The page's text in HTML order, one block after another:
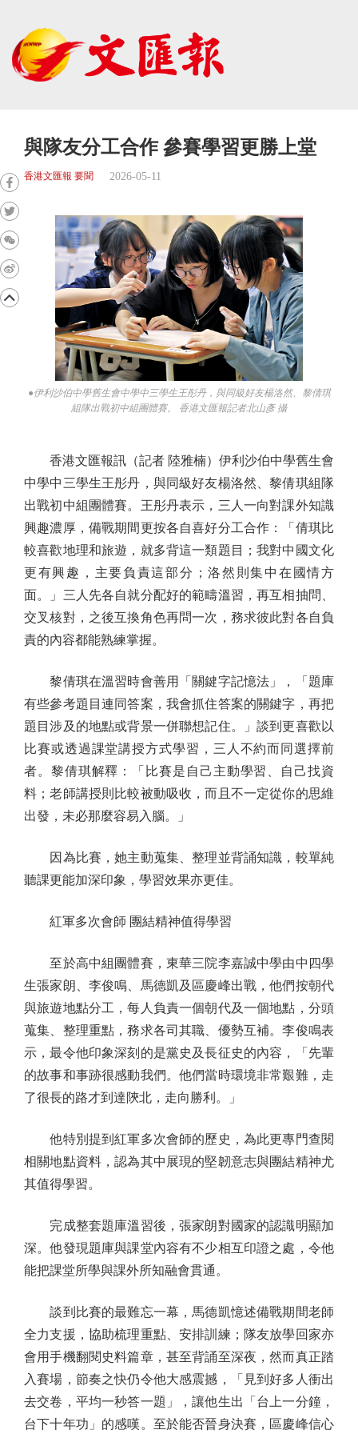
與隊友分工合作 參賽學習更勝上堂
香港文匯報 要聞 2026-05-11
●伊利沙伯中學舊生會中學中三學生王彤丹，與同級好友楊洛然、黎倩琪
組隊出戰初中組團體賽。 香港文匯報記者北山彥 攝
香港文匯報訊（記者 陸雅楠）伊利沙伯中學舊生會
中學中三學生王彤丹，與同級好友楊洛然、黎倩琪組隊
出戰初中組團體賽。王彤丹表示，三人一向對課外知識
興趣濃厚，備戰期間更按各自喜好分工合作：「倩琪比
較喜歡地理和旅遊，就多背這一類題目；我對中國文化
更有興趣，主要負責這部分；洛然則集中在國情方
面。」三人先各自就分配好的範疇溫習，再互相抽問、
交叉核對，之後互換角色再問一次，務求彼此對各自負
責的內容都能熟練掌握。
黎倩琪在溫習時會善用「關鍵字記憶法」，「題庫
有些參考題目連同答案，我會抓住答案的關鍵字，再把
題目涉及的地點或背景一併聯想記住。」談到更喜歡以
比賽或透過課堂講授方式學習，三人不約而同選擇前
者。黎倩琪解釋：「比賽是自己主動學習、自己找資
料；老師講授則比較被動吸收，而且不一定從你的思維
出發，未必那麼容易入腦。」
因為比賽，她主動蒐集、整理並背誦知識，較單純
聽課更能加深印象，學習效果亦更佳。
紅軍多次會師 團結精神值得學習
至於高中組團體賽，東華三院李嘉誠中學由中四學
生張家朗、李俊鳴、馬德凱及區慶峰出戰，他們按朝代
與旅遊地點分工，每人負責一個朝代及一個地點，分頭
蒐集、整理重點，務求各司其職、優勢互補。李俊鳴表
示，最令他印象深刻的是黨史及長征史的內容，「先輩
的故事和事跡很感動我們。他們當時環境非常艱難，走
了很長的路才到達陝北，走向勝利。」
他特別提到紅軍多次會師的歷史，為此更專門查閱
相關地點資料，認為其中展現的堅韌意志與團結精神尤
其值得學習。
完成整套題庫溫習後，張家朗對國家的認識明顯加
深。他發現題庫與課堂內容有不少相互印證之處，令他
能把課堂所學與課外所知融會貫通。
談到比賽的最難忘一幕，馬德凱憶述備戰期間老師
全力支援，協助梳理重點、安排訓練；隊友放學回家亦
會用手機翻閱史料篇章，甚至背誦至深夜，然而真正踏
入賽場，節奏之快仍令他大感震撼，「見到好多人衝出
去交卷，平均一秒答一題」，讓他生出「台上一分鐘，
台下十年功」的感嘆。至於能否晉身決賽，區慶峰信心